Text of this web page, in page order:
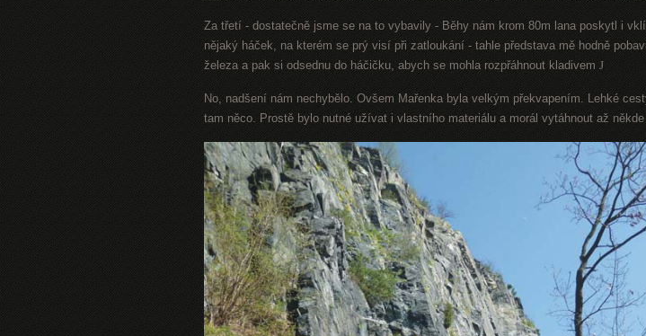
Za třetí - dostatečně jsme se na to vybavily - Běhy nám krom 80m lana poskytl i
nějaký háček, na kterém se prý visí při zatloukání - tahle představa mě hodně
železa a pak si odsednu do háčičku, abych se mohla rozpřáhnout kladivem J
No, nadšení nám nechybělo. Ovšem Mařenka byla velkým překvapením. Lehké
tam něco. Prostě bylo nutné užívat i vlastního materiálu a morál vytáhnout až